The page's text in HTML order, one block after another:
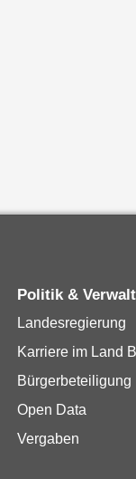
Politik &
Landesregierung
Karriere im Land
Bürgerbeteiligung
Open Data
Vergaben